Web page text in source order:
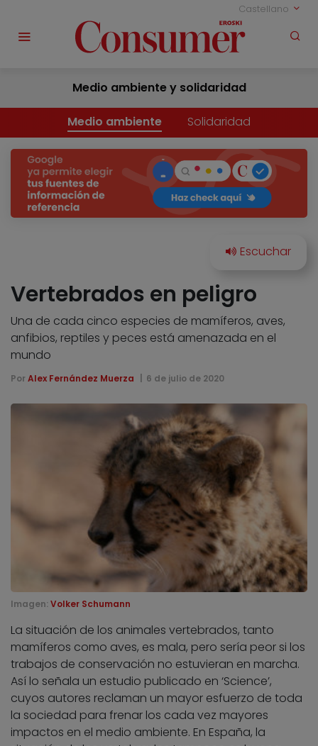
Castellano
Medio ambiente y solidaridad
Medio ambiente Solidaridad
Vertebrados en peligro
Una de cada cinco especies de mamíferos, aves,
anfibios, reptiles y peces está amenazada en el
mundo
Por Alex Fernández Muerza 6 de julio de 2020
Imagen: Volker Schumann
La situación de los animales vertebrados, tanto
mamíferos como aves, es mala, pero sería peor si los
trabajos de conservación no estuvieran en marcha.
Así lo señala un estudio publicado en ‘Science’,
cuyos autores reclaman un mayor esfuerzo de toda
la sociedad para frenar los cada vez mayores
impactos en el medio ambiente. En España, la